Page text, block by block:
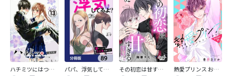
ハチミツにはつこい
パパ、浮気してるよ？娘と二人でクズ夫を捨てます【分冊版】
その初恋は甘すぎる～恋愛処女には刺激が強い～
熱愛プリンス お兄ちゃんはキミが好き